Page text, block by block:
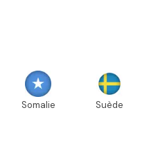
Somalie Suède